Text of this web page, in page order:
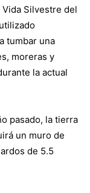
Silvestre del
tumbar una
moreras y
la actual
pasado, la tierra
un muro de
de 5.5